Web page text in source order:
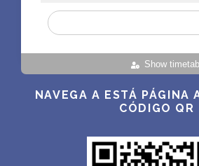
Show
NAVEGA A ESTÁ PÁGINA
CÓDIGO QR